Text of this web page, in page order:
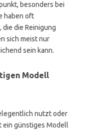
besonders bei
haben oft
die Reinigung
sich meist nur
sein kann.
Modell
nutzt oder
ein günstiges Modell